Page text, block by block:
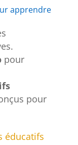
apprendre
pour
pour
éducatifs